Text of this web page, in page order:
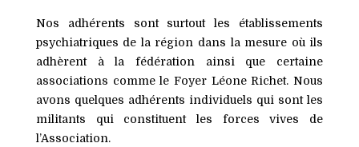
Nos adhérents sont surtout les établissements
psychiatriques de la région dans la mesure où ils
adhèrent à la fédération ainsi que certaine
associations comme le Foyer Léone Richet. Nous
avons quelques adhérents individuels qui sont les
militants qui constituent les forces vives de
l’Association.